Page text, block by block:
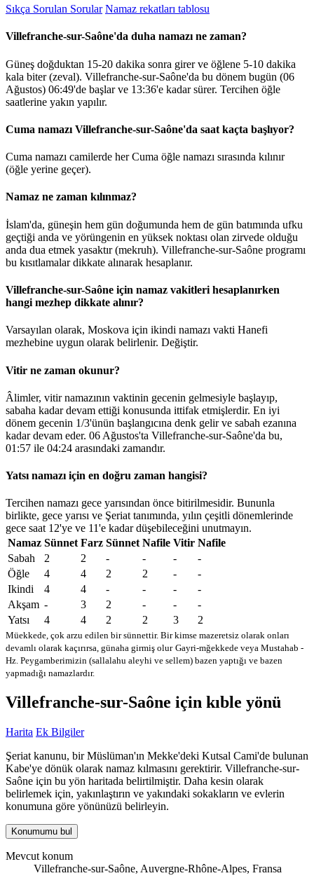
Sıkça Sorulan Sorular Namaz rekatları tablosu
Villefranche-sur-Saône'da duha namazı ne zaman?
Güneş doğduktan 15-20 dakika sonra girer ve öğlene 5-10 dakika
kala biter (zeval). Villefranche-sur-Saône'da bu dönem bugün (06
Ağustos) 06:49'de başlar ve 13:36'e kadar sürer. Tercihen öğle
saatlerine yakın yapılır.
Cuma namazı Villefranche-sur-Saône'da saat kaçta başlıyor?
Cuma namazı camilerde her Cuma öğle namazı sırasında kılınır
(öğle yerine geçer).
Namaz ne zaman kılınmaz?
İslam'da, güneşin hem gün doğumunda hem de gün batımında ufku
geçtiği anda ve yörüngenin en yüksek noktası olan zirvede olduğu
anda dua etmek yasaktır (mekruh). Villefranche-sur-Saône programı
bu kısıtlamalar dikkate alınarak hesaplanır.
Villefranche-sur-Saône için namaz vakitleri hesaplanırken
hangi mezhep dikkate alınır?
Varsayılan olarak, Moskova için ikindi namazı vakti Hanefi
mezhebine uygun olarak belirlenir. Değiştir.
Vitir ne zaman okunur?
Âlimler, vitir namazının vaktinin gecenin gelmesiyle başlayıp,
sabaha kadar devam ettiği konusunda ittifak etmişlerdir. En iyi
dönem gecenin 1/3'ünün başlangıcına denk gelir ve sabah ezanına
kadar devam eder. 06 Ağustos'ta Villefranche-sur-Saône'da bu,
01:57 ile 04:24 arasındaki zamandır.
Yatsı namazı için en doğru zaman hangisi?
Tercihen namazı gece yarısından önce bitirilmesidir. Bununla
birlikte, gece yarısı ve Şeriat tanımında, yılın çeşitli dönemlerinde
gece saat 12'ye ve 11'e kadar düşebileceğini unutmayın.
Namaz Sünnet Farz Sünnet Nafile Vitir Nafile
Sabah
2 2 - - -
-
Öğle
4 4 2 2 -
-
Ikindi
4 4 - - -
-
Akşam - 3 2 - -
-
Yatsı
4 4 2 2 3 2
Müekkede, çok arzu edilen bir sünnettir. Bir kimse mazeretsiz olarak onları
devamlı olarak kaçırırsa, günaha girmiş olur Gayri-mğekkede veya Mustahab -
Hz. Peygamberimizin (sallalahu aleyhi ve sellem) bazen yaptığı ve bazen
yapmadığı namazlardır.
Villefranche-sur-Saône için kıble yönü
Harita Ek Bilgiler
Şeriat kanunu, bir Müslüman'ın Mekke'deki Kutsal Cami'de bulunan
Kabe'ye dönük olarak namaz kılmasını gerektirir. Villefranche-sur-
Saône için bu yön haritada belirtilmiştir. Daha kesin olarak
belirlemek için, yakınlaştırın ve yakındaki sokakların ve evlerin
konumuna göre yönünüzü belirleyin.
Konumumu bul
Mevcut konum
Villefranche-sur-Saône, Auvergne-Rhône-Alpes, Fransa